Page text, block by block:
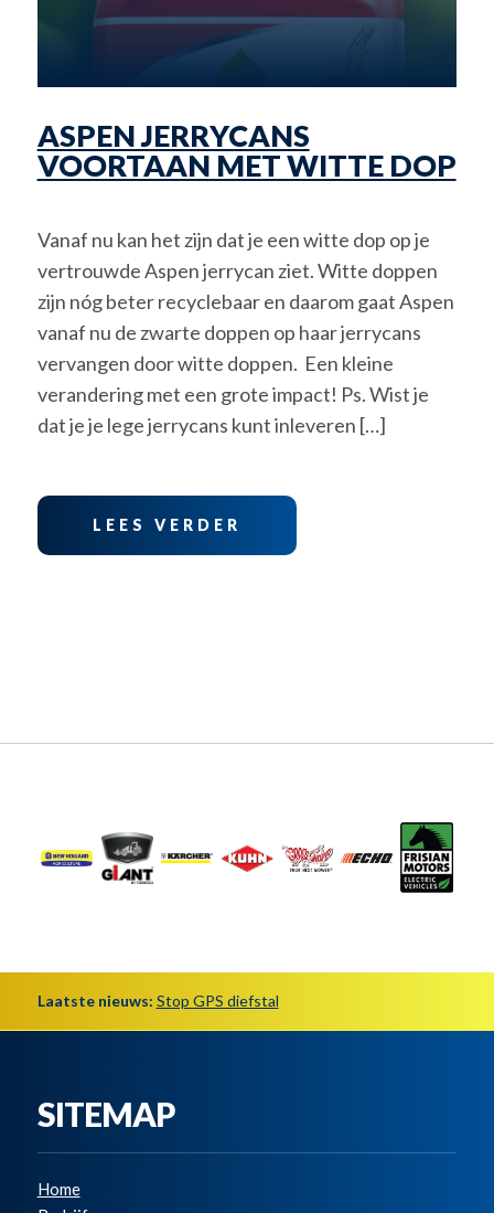
ASPEN JERRYCANS
VOORTAAN MET WITTE DOP
Vanaf nu kan het zijn dat je een witte dop op je
vertrouwde Aspen jerrycan ziet. Witte doppen
zijn nóg beter recyclebaar en daarom gaat Aspen
vanaf nu de zwarte doppen op haar jerrycans
vervangen door witte doppen. Een kleine
verandering met een grote impact! Ps. Wist je
dat je je lege jerrycans kunt inleveren […]
LEES VERDER
Laatste nieuws: Stop GPS diefstal
SITEMAP
Home